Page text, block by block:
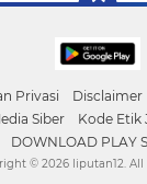
Privasi Disclaimer
Siber
Kode Etik
DOWNLOAD PLAY
© 2026 liputan12.